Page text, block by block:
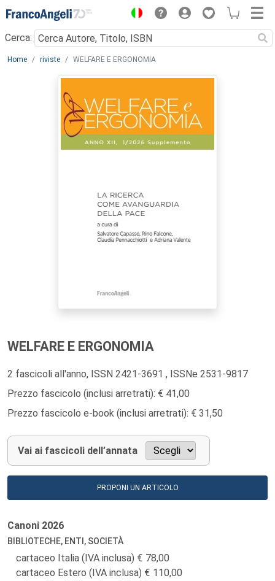
Menu
Cerca:
Main content
Home riviste WELFARE E ERGONOMIA
WELFARE E ERGONOMIA
2 fascicoli all'anno, ISSN 2421-3691 , ISSNe 2531-9817
Prezzo fascicolo (inclusi arretrati): € 41,00
Prezzo fascicolo e-book (inclusi arretrati): € 31,50
Vai ai fascicoli dell’annata
PROPONI UN ARTICOLO
Canoni 2026
BIBLIOTECHE, ENTI, SOCIETÀ
cartaceo Italia (IVA inclusa)
78,00
cartaceo Estero (IVA inclusa)
110,00